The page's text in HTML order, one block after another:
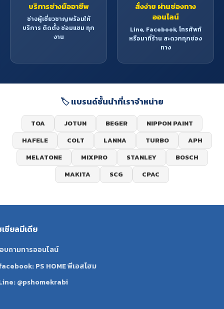
บริการช่างมืออาชีพ
ช่างผู้เชี่ยวชาญพร้อมให้
บริการ ติดตั้ง ซ่อมแซม ทุก
งาน
สั่งง่าย ผ่านช่องทาง
ออนไลน์
Line, Facebook, โทรศัพท์
หรือมาที่ร้าน สะดวกทุกช่อง
ทาง
🏷️ แบรนด์ชั้นนำที่เราจำหน่าย
TOA JOTUN BEGER
NIPPON PAINT
HAFELE
COLT LANNA TURBO
APH
MELATONE
MIXPRO STANLEY
BOSCH
MAKITA
SCG CPAC
เชียลมีเดีย
บถามทารออนไลน์
PS HOME พีเอสโฮม
@pshomekrabi